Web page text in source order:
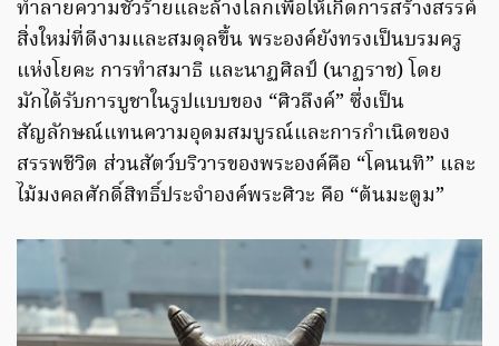
ทำลายความชั่วร้ายและล้างโลกเพื่อให้เกิดการสร้างสรรค์
สิ่งใหม่ที่ดีงามและสมดุลขึ้น พระองค์ยังทรงเป็นบรมครู
แห่งโยคะ การทำสมาธิ และนาฏศิลป์ (นาฏราช) โดย
มักได้รับการบูชาในรูปแบบของ “ศิวลึงค์” ซึ่งเป็น
สัญลักษณ์แทนความอุดมสมบูรณ์และการกำเนิดของ
สรรพชีวิต ส่วนสัตว์บริวารของพระองค์คือ “โคนนทิ” และ
ไม้มงคลศักดิ์สิทธิ์ประจำองค์พระศิวะ คือ “ต้นมะตูม”